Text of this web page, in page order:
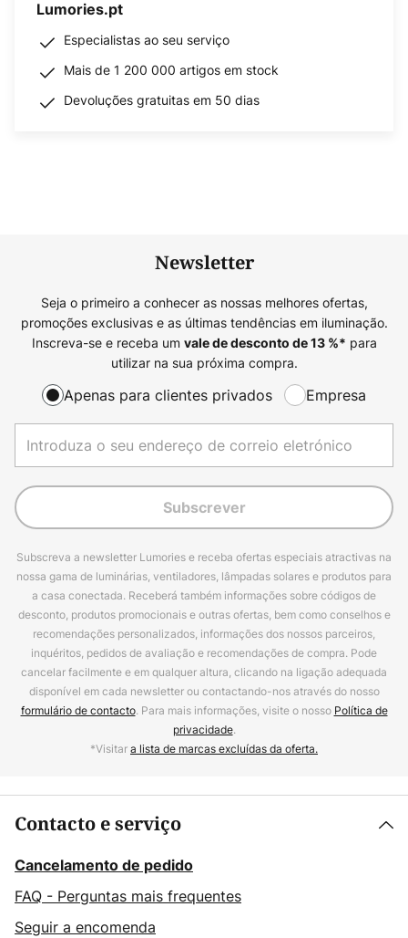
Lumories.pt
Especialistas ao seu serviço
Mais de 1 200 000 artigos em stock
Devoluções gratuitas em 50 dias
Newsletter
Seja o primeiro a conhecer as nossas melhores ofertas,
promoções exclusivas e as últimas tendências em iluminação.
Inscreva-se e receba um vale de desconto de13%* para
utilizar na sua próxima compra.
Apenas para clientes privados Empresa
Subscrever
Subscreva a newsletter Lumories e receba ofertas especiais atractivas na
nossa gama de luminárias, ventiladores, lâmpadas solares e produtos para
a casa conectada. Receberá também informações sobre códigos de
desconto, produtos promocionais e outras ofertas, bem como conselhos e
recomendações personalizados, informações dos nossos parceiros,
inquéritos, pedidos de avaliação e recomendações de compra. Pode
cancelar facilmente e em qualquer altura, clicando na ligação adequada
disponível em cada newsletter ou contactando-nos através do nosso
formulário de contacto. Para mais informações, visite o nosso Política de
privacidade.
*Visitara lista de marcas excluídas da oferta.
Contacto e serviço
Cancelamento de pedido
FAQ - Perguntas mais frequentes
Seguir a encomenda